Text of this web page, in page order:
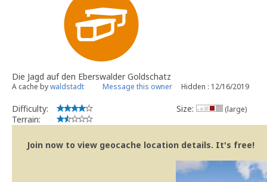
Die Jagd auf den Eberswalder Goldschatz
A cache bywaldstadt Message this owner Hidden : 12/16/2019
Difficulty:
Terrain:
Size: (large)
Join now to view geocache location details. It's free!